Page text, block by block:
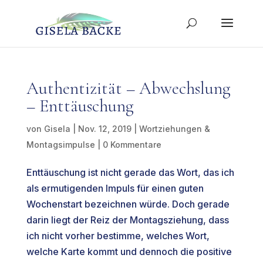
Authentizität – Abwechslung
– Enttäuschung
von Gisela Nov. 12, 2019| Wortziehungen &
Montagsimpulse
0 Kommentare
Enttäuschung ist nicht gerade das Wort, das ich
als ermutigenden Impuls für einen guten
Wochenstart bezeichnen würde. Doch gerade
darin liegt der Reiz der Montagsziehung, dass
ich nicht vorher bestimme, welches Wort,
welche Karte kommt und dennoch die positive